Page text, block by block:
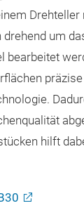
um
bearbeitet
hilft